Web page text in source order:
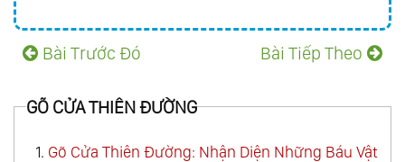
Bài Trước Đó Bài Tiếp Theo
GÕ CỬA THIÊN ĐƯỜNG
1. Gõ Cửa Thiên Đường: Nhận Diện Những Báu Vật